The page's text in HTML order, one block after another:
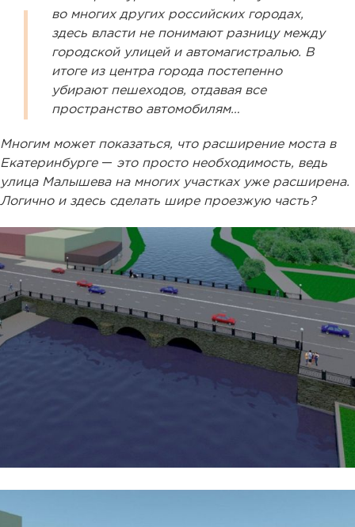
во многих других российских городах,
здесь власти не понимают разницу между
городской улицей и автомагистралью. В
итоге из центра города постепенно
убирают пешеходов, отдавая все
пространство автомобилям…
Многим может показаться, что расширение моста в
Екатеринбурге — это просто необходимость, ведь
улица Малышева на многих участках уже расширена.
Логично и здесь сделать шире проезжую часть?